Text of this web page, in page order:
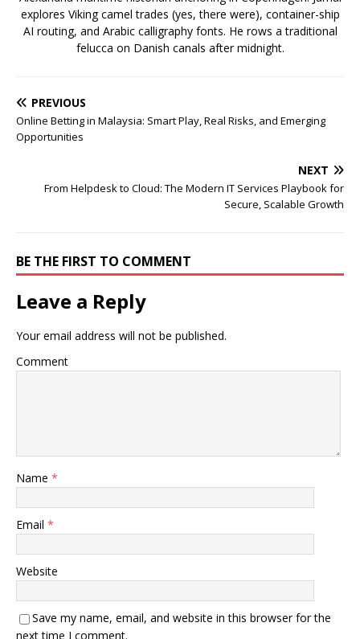
explores Viking camel trades (yes, there were), container-ship
AI routing, and Arabic calligraphy fonts. He rows a traditional
felucca on Danish canals after midnight.
PREVIOUS
Online Betting in Malaysia: Smart Play, Real Risks, and Emerging
Opportunities
NEXT
From Helpdesk to Cloud: The Modern IT Services Playbook for
Secure, Scalable Growth
BE THE FIRST TO COMMENT
Leave a Reply
Your email address will not be published.
Comment
Name *
Email *
Website
Save my name, email, and website in this browser for the
next time I comment.